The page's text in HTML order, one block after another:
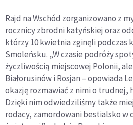
Rajd na Wschód zorganizowano z
rocznicy zbrodni katyńskiej oraz
którzy 10 kwietnia zginęli podczas
Smoleńsku. „W czasie podróży
życzliwością miejscowej Polonii,
Białorusinów i Rosjan – opowiada
okazję rozmawiać z nimi o trudnej,
Dzięki nim odwiedziliśmy także
rodacy, zamordowani bestialsko w